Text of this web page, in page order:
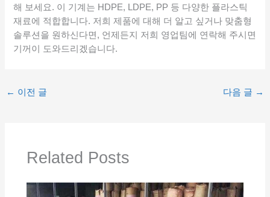
해 보세요. 이 기계는 HDPE, LDPE, PP 등 다양한 플라스틱
재료에 적합합니다. 저희 제품에 대해 더 알고 싶거나 맞춤형
솔루션을 원하신다면, 언제든지 저희 영업팀에 연락해 주시면
기꺼이 도와드리겠습니다.
← 이전 글 다음 글 →
Related Posts